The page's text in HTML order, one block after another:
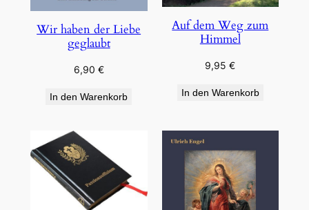
Wir haben der Liebe
geglaubt
6,90 €
In den Warenkorb
Auf dem Weg zum
Himmel
9,95€
In den Warenkorb